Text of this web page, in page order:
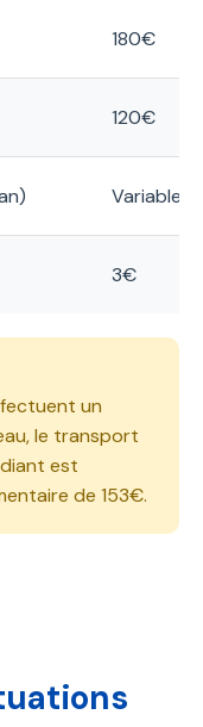
180€
120€
Variable
3€
un
le transport
est
de 153€.